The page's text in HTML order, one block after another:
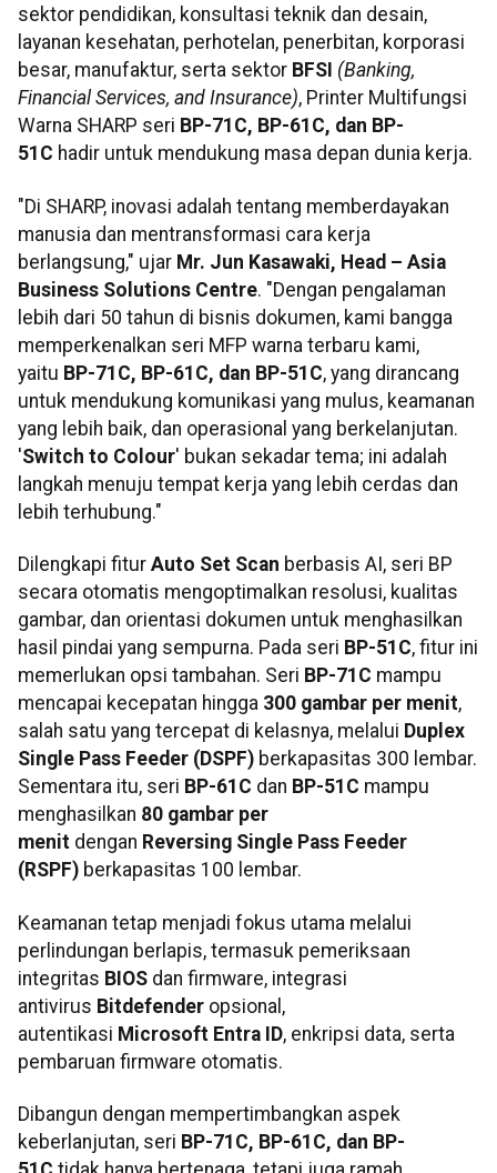
sektor pendidikan, konsultasi teknik dan desain,
layanan kesehatan, perhotelan, penerbitan, korporasi
besar, manufaktur, serta sektor BFSI (Banking,
Financial Services, and Insurance), Printer Multifungsi
Warna SHARP seri BP-71C, BP-61C, dan BP-
51C hadir untuk mendukung masa depan dunia kerja.
"Di SHARP, inovasi adalah tentang memberdayakan
manusia dan mentransformasi cara kerja
berlangsung," ujar Mr. Jun Kasawaki, Head – Asia
Business Solutions Centre. "Dengan pengalaman
lebih dari 50 tahun di bisnis dokumen, kami bangga
memperkenalkan seri MFP warna terbaru kami,
yaitu BP-71C, BP-61C, dan BP-51C, yang dirancang
untuk mendukung komunikasi yang mulus, keamanan
yang lebih baik, dan operasional yang berkelanjutan.
'Switch to Colour' bukan sekadar tema; ini adalah
langkah menuju tempat kerja yang lebih cerdas dan
lebih terhubung."
Dilengkapi fitur Auto Set Scan berbasis AI, seri BP
secara otomatis mengoptimalkan resolusi, kualitas
gambar, dan orientasi dokumen untuk menghasilkan
hasil pindai yang sempurna. Pada seri BP-51C, fitur ini
memerlukan opsi tambahan. Seri BP-71C mampu
mencapai kecepatan hingga 300 gambar per menit,
salah satu yang tercepat di kelasnya, melalui Duplex
Single Pass Feeder (DSPF) berkapasitas 300 lembar.
Sementara itu, seri BP-61C dan BP-51C mampu
menghasilkan 80 gambar per
menit dengan Reversing Single Pass Feeder
(RSPF) berkapasitas 100 lembar.
Keamanan tetap menjadi fokus utama melalui
perlindungan berlapis, termasuk pemeriksaan
integritas BIOS dan firmware, integrasi
antivirus Bitdefender opsional,
autentikasi Microsoft Entra ID, enkripsi data, serta
pembaruan firmware otomatis.
Dibangun dengan mempertimbangkan aspek
keberlanjutan, seri BP-71C, BP-61C, dan BP-